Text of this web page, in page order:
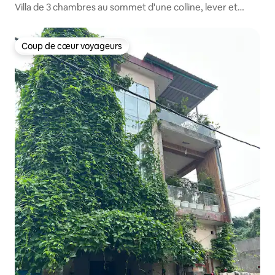
Villa de 3 chambres au sommet d'une colline, lever et
Coup de cœur voyageurs
Coup de cœur voyageurs